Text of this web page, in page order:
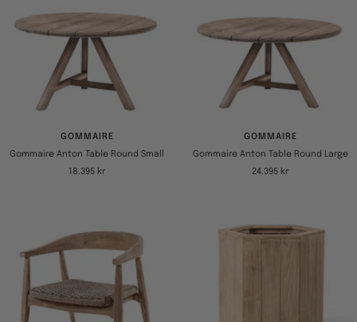
GOMMAIRE
Gommaire Anton Table Round Small
Tilbudspris
18.395 kr
GOMMAIRE
Gommaire Anton Table Round Large
Tilbudspris
24.395 kr